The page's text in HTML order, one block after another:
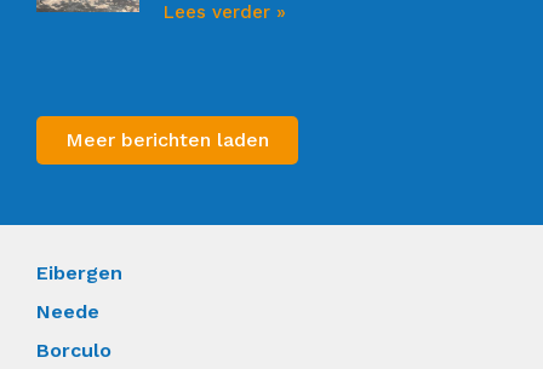
Lees verder »
Meer berichten laden
Eibergen
Neede
Borculo